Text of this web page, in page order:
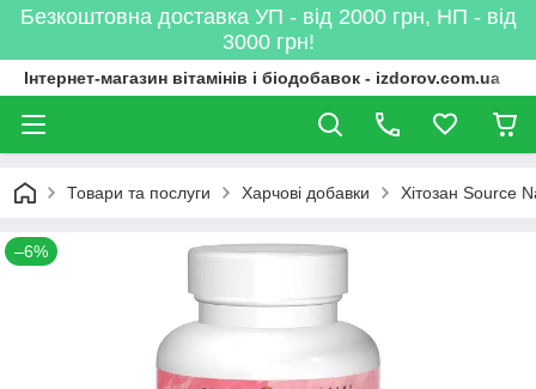
Безкоштовна доставка УП - від 2000 грн, НП - від
3000 грн!
Інтернет-магазин вітамінів і біодобавок - izdorov.com.ua
Товари та послуги Харчові добавки Хітозан Source
–6%